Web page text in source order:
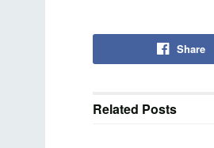
Share
Related Posts